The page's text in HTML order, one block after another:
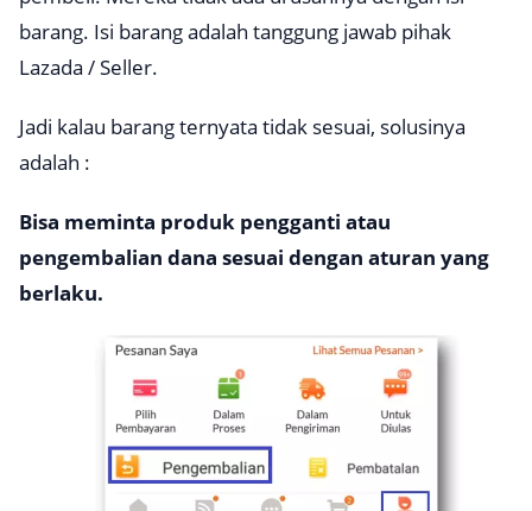
barang. Isi barang adalah tanggung jawab pihak
Lazada / Seller.
Jadi kalau barang ternyata tidak sesuai, solusinya
adalah :
Bisa meminta produk pengganti atau
pengembalian dana sesuai dengan aturan yang
berlaku.